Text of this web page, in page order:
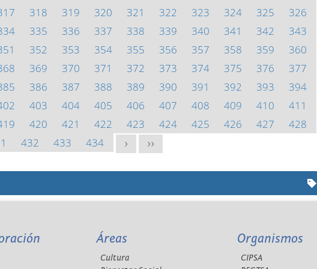
318 319 320 321 322 323 324 325
326
335 336 337 338 339 340 341 342
343
352 353 354 355 356 357 358 359
360
369 370 371 372 373 374 375 376
377
386 387 388 389 390 391 392 393
394
403 404 405 406 407 408 409 410
411
420 421 422 423 424 425 426 427
428
432 433 434 > >>
Áreas
Cultura
Organismos
CIPSA